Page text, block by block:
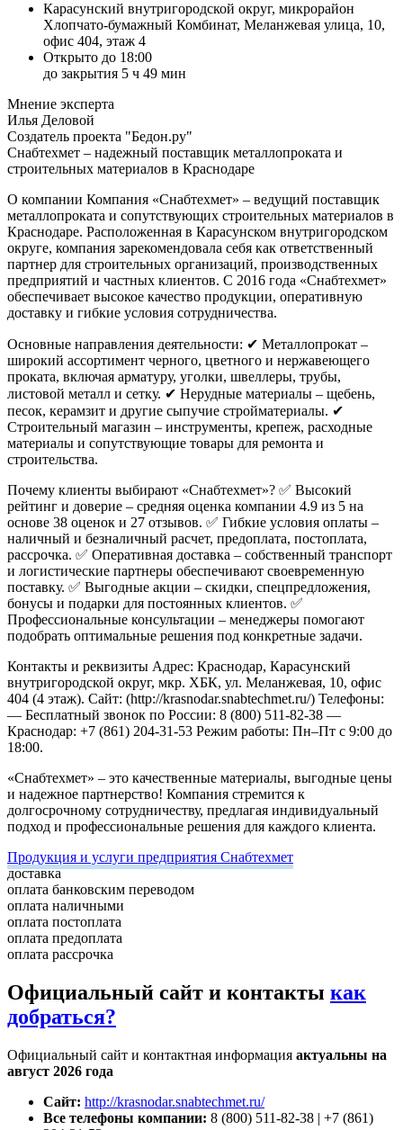
Карасунский внутригородской округ, микрорайон
Хлопчато-бумажный Комбинат, Меланжевая улица, 10,
офис 404, этаж 4
Открыто до 18:00
до закрытия 5 ч 49 мин
Мнение эксперта
Илья Деловой
Создатель проекта "Бедон.ру"
Снабтехмет – надежный поставщик металлопроката и
строительных материалов в Краснодаре
О компании Компания «Снабтехмет» – ведущий поставщик
металлопроката и сопутствующих строительных материалов в
Краснодаре. Расположенная в Карасунском внутригородском
округе, компания зарекомендовала себя как ответственный
партнер для строительных организаций, производственных
предприятий и частных клиентов. С 2016 года «Снабтехмет»
обеспечивает высокое качество продукции, оперативную
доставку и гибкие условия сотрудничества.
Основные направления деятельности: ✔ Металлопрокат –
широкий ассортимент черного, цветного и нержавеющего
проката, включая арматуру, уголки, швеллеры, трубы,
листовой металл и сетку. ✔ Нерудные материалы – щебень,
песок, керамзит и другие сыпучие стройматериалы. ✔
Строительный магазин – инструменты, крепеж, расходные
материалы и сопутствующие товары для ремонта и
строительства.
Почему клиенты выбирают «Снабтехмет»? ✅ Высокий
рейтинг и доверие – средняя оценка компании 4.9 из 5 на
основе 38 оценок и 27 отзывов. ✅ Гибкие условия оплаты –
наличный и безналичный расчет, предоплата, постоплата,
рассрочка. ✅ Оперативная доставка – собственный транспорт
и логистические партнеры обеспечивают своевременную
поставку. ✅ Выгодные акции – скидки, спецпредложения,
бонусы и подарки для постоянных клиентов. ✅
Профессиональные консультации – менеджеры помогают
подобрать оптимальные решения под конкретные задачи.
Контакты и реквизиты Адрес: Краснодар, Карасунский
внутригородской округ, мкр. ХБК, ул. Меланжевая, 10, офис
404 (4 этаж). Сайт: (http://krasnodar.snabtechmet.ru/) Телефоны:
— Бесплатный звонок по России: 8 (800) 511-82-38 —
Краснодар: +7 (861) 204-31-53 Режим работы: Пн–Пт с 9:00 до
18:00.
«Снабтехмет» – это качественные материалы, выгодные цены
и надежное партнерство! Компания стремится к
долгосрочному сотрудничеству, предлагая индивидуальный
подход и профессиональные решения для каждого клиента.
Продукция и услуги предприятия Снабтехмет
доставка
оплата банковским переводом
оплата наличными
оплата постоплата
оплата предоплата
оплата рассрочка
Официальный сайт и контакты как
добраться?
Официальный сайт и контактная информация актуальны на
август 2026 года
Сайт: http://krasnodar.snabtechmet.ru/
Все телефоны компании: 8 (800) 511-82-38 | +7 (861)